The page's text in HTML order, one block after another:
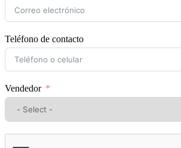
Teléfono de contacto
Vendedor